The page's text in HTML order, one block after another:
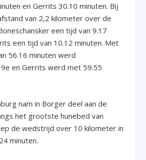
en Gerrits 30.10 minuten. Bij
van 2,2 kilometer over de
een tijd van 9.17
een tijd van 10.12 minuten. Met
56.16 minuten werd
e en Gerrits werd met 59.55
nam in Borger deel aan de
het grootste hunebed van
de wedstrijd over 10 kilometer in
minuten.